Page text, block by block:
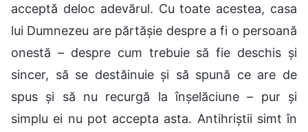
acceptă deloc adevărul. Cu toate acestea, casa
lui Dumnezeu are părtășie despre a fi o persoană
onestă – despre cum trebuie să fie deschis și
sincer, să se destăinuie și să spună ce are de
spus și să nu recurgă la înșelăciune – pur și
simplu ei nu pot accepta asta. Antihriștii simt în